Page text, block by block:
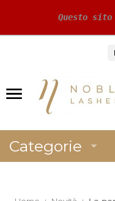
Questo
Categorie